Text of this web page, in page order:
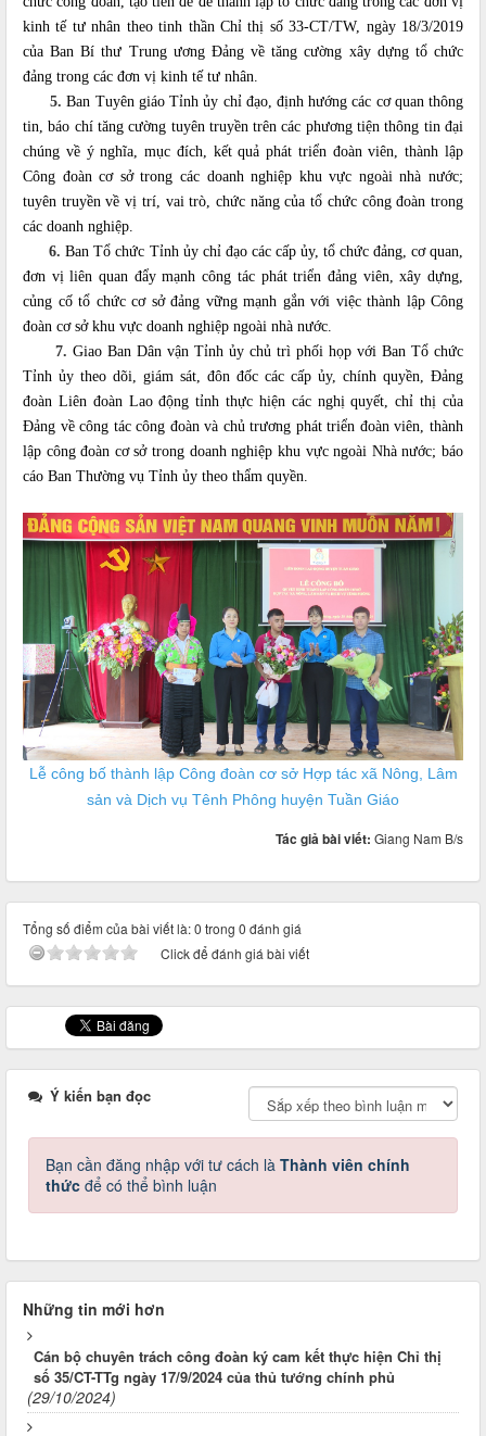
kinh tế tư nhân theo tinh thần Chỉ thị số33-CT/TW, ngày 18/3/2019
của Ban Bí thư Trung ương Đảng về tăng cường xây dựng tổ chức
đảng trong các đơn vị kinh tế tư nhân.
5. Ban Tuyên giáo Tỉnh ủy chỉ đạo, định hướng các cơ quan thông
tin, báo chí tăng cường tuyên truyền trên các phương tiện thông tin đại
chúng về ý nghĩa, mục đích, kết quả phát triển đoàn viên, thành lập
Công đoàn cơ sở trong các doanh nghiệp khu vực ngoài nhà nước;
tuyên truyền về vị trí, vai trò, chức năng của tổ chức công đoàn trong
các doanh nghiệp.
6. Ban Tổ chức Tỉnh ủy chỉ đạo các cấp ủy, tổ chức đảng, cơ quan,
đơn vị liên quan đẩy mạnh công tác phát triển đảng viên, xây dựng,
củng cố tổ chức cơ sở đảng vững mạnh gắn với việc thành lập Công
đoàn cơ sở khu vực doanh nghiệp ngoài nhà nước.
7. Giao Ban Dân vận Tỉnh ủy chủ trì phối họp với Ban Tổ chức
Tỉnh ủy theo dõi, giám sát, đôn đốc các cấp ủy, chính quyền, Đảng
đoàn Liên đoàn Lao động tỉnh thực hiện các nghị quyết, chỉ thị của
Đảng về công tác công đoàn và chủ trương phát triển đoàn viên, thành
lập công đoàn cơ sở trong doanh nghiệp khu vực ngoài Nhà nước; báo
cáo Ban Thường vụ Tỉnh ủy theo thẩm quyền.
Lễ công bố thành lập Công đoàn cơ sở Hợp tác xã Nông, Lâm
sản và Dịch vụ Tênh Phông huyện Tuần Giáo
Tác giả bài viết: Giang Nam B/s
Tổng số điểm của bài viết là: 0 trong 0 đánh giá
Click để đánh giá bài viết
Ý kiến bạn đọc
Bạn cần đăng nhập với tư cách là Thành viên chính
thức để có thể bình luận
Những tin mới hơn
Cán bộ chuyên trách công đoàn ký cam kết thực hiện Chỉ thị
số 35/CT-TTg ngày 17/9/2024 của thủ tướng chính phủ
(29/10/2024)